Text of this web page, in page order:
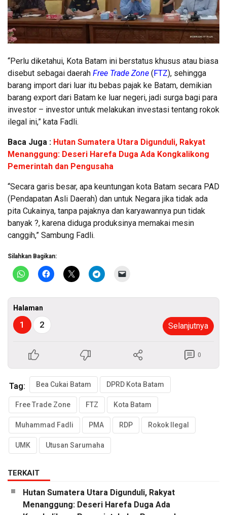
“Perlu diketahui, Kota Batam ini berstatus khusus atau biasa
disebut sebagai daerah Free Trade Zone ( FTZ), sehingga
barang import dari luar itu bebas pajak ke Batam, demikian
barang export dari Batam ke luar negeri, jadi surga bagi para
investor – investor untuk melakukan investasi tentang rokok
ilegal ini,” kata Fadli.
Baca Juga : Hutan Sumatera Utara Digunduli, Rakyat
Menanggung: Deseri Harefa Duga Ada Kongkalikong
Pemerintah dan Pengusaha
“Secara garis besar, apa keuntungan kota Batam secara PAD
(Pendapatan Asli Daerah) dan untuk Negara jika tidak ada
pita Cukainya, tanpa pajaknya dan karyawannya pun tidak
banyak ?, karena diduga produksinya memakai mesin
canggih,” Sambung Fadli.
Silahkan Bagikan:
Halaman
1 2 Selanjutnya
0
Tag: Bea Cukai Batam DPRD Kota Batam
Free Trade Zone FTZ Kota Batam
Muhammad Fadli PMA RDP Rokok Ilegal
UMK Utusan Sarumaha
TERKAIT
Hutan Sumatera Utara Digunduli, Rakyat
Menanggung: Deseri Harefa Duga Ada